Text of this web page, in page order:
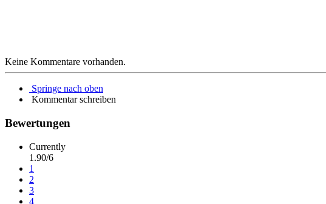
Keine Kommentare vorhanden.
Springe nach oben
Kommentar schreiben
Bewertungen
Currently
1.90/6
1
2
3
4